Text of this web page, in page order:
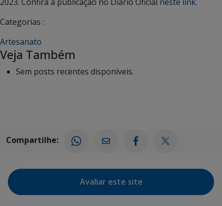
Categorias :
Artesanato
Veja Também
Sem posts recentes disponíveis.
Compartilhe:
Avaliar este site